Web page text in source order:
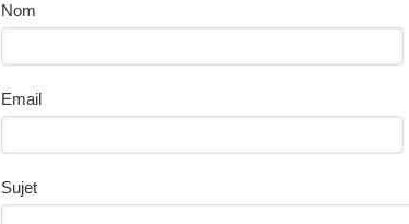
Nom
Email
Sujet